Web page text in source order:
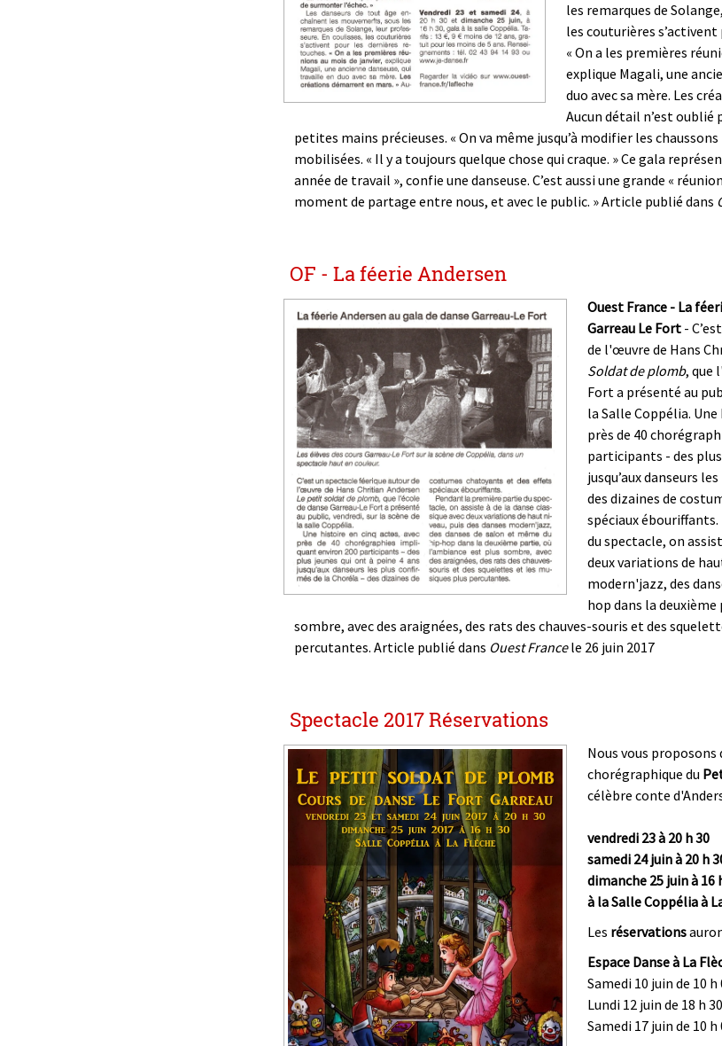
les remarques de
les couturières
« On a les premières
explique Magali, une
duo avec sa mère. Les
Aucun détail n’est oublié
petites mains précieuses. « On va même jusqu’à modifier les
mobilisées. « Il y a toujours quelque chose qui craque. » Ce gala
année de travail », confie une danseuse. C’est aussi une grande «
moment de partage entre nous, et avec le public. » Article publié dans
OF - La féerie Andersen
Ouest France - La
Garreau Le Fort -
de l'œuvre de Hans
Soldat de plomb, que
Fort a présenté au
la Salle Coppélia.
près de 40
participants - des
jusqu’aux danseurs
des dizaines de
spéciaux
du spectacle, on
deux variations de
modern'jazz, des
hop dans la
sombre, avec des araignées, des rats des chauves-souris et des
percutantes. Article publié dans Ouest Francele 26 juin 2017
Spectacle 2017 Réservations
Nous vous
chorégraphique du
célèbre conte
vendredi 23 à 20 h 30
samedi 24 juin à 20 h
dimanche 25 juin à 16
à la Salle Coppélia à
Les réservations
Espace Danse à La
Samedi 10 juin de 10 h
Lundi 12 juin de 18 h
Samedi 17 juin de 10 h